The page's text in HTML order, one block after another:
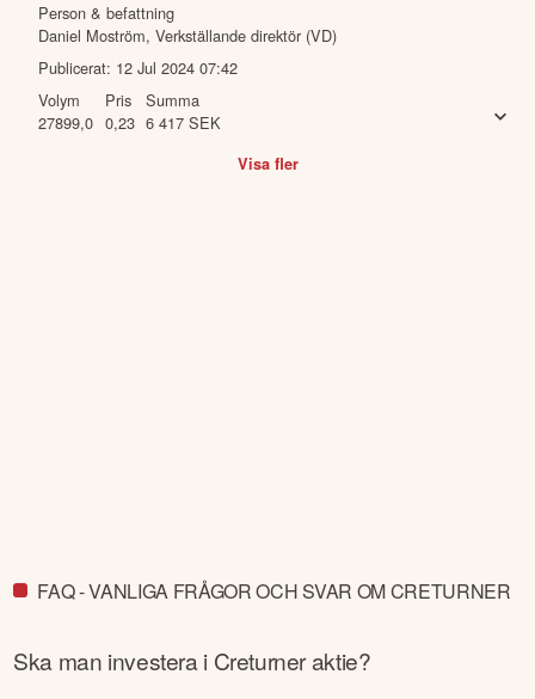
Person & befattning
Daniel Moström,Verkställande direktör (VD)
Publicerat: 12 Jul 2024 07:42
Volym
27899,0
Pris
0,23
Summa
6 417 SEK
Visa fler
FAQ - VANLIGA FRÅGOR OCH SVAR OM CRETURNER
Ska man investera i Creturneraktie?